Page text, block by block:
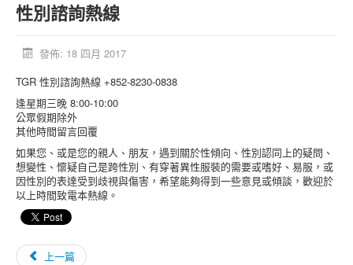
輔導服務
活動消息
資料庫
媒體庫
台灣專區
中國大陸專區
「跨樂園」交友平台
捐助單位
性別諮詢熱線
發佈: 18 四月 2017
TGR 性別諮詢熱線 +852-8230-0838
逢星期三晚 8:00-10:00
公眾假期除外
其他時間留言回覆
如果您、或是您的親人、朋友，遇到關於性傾向、性別認同上的疑問、
想變性、懷疑自己是跨性別、有穿著異性服裝的需要或嗜好、易服，或
因性別的表達受到歧視與傷害，希望能夠得到一些意見或傾談，歡迎於
以上時間致電本熱線。
上一篇